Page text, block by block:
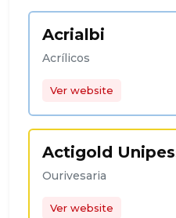
Acrialbi
Acrílicos
Ver website
Actigold
Ourivesaria
Ver website